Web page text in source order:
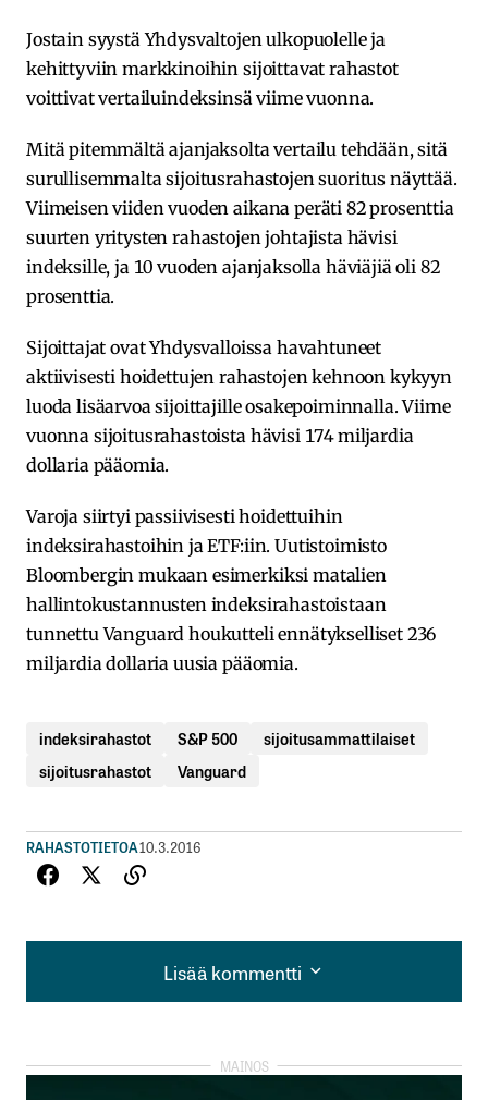
Jostain syystä Yhdysvaltojen ulkopuolelle ja
kehittyviin markkinoihin sijoittavat rahastot
voittivat vertailuindeksinsä viime vuonna.
Mitä pitemmältä ajanjaksolta vertailu tehdään, sitä
surullisemmalta sijoitusrahastojen suoritus näyttää.
Viimeisen viiden vuoden aikana peräti 82 prosenttia
suurten yritysten rahastojen johtajista hävisi
indeksille, ja 10 vuoden ajanjaksolla häviäjiä oli 82
prosenttia.
Sijoittajat ovat Yhdysvalloissa havahtuneet
aktiivisesti hoidettujen rahastojen kehnoon kykyyn
luoda lisäarvoa sijoittajille osakepoiminnalla. Viime
vuonna sijoitusrahastoista hävisi 174 miljardia
dollaria pääomia.
Varoja siirtyi passiivisesti hoidettuihin
indeksirahastoihin ja ETF:iin. Uutistoimisto
Bloombergin mukaan esimerkiksi matalien
hallintokustannusten indeksirahastoistaan
tunnettu Vanguard houkutteli ennätykselliset 236
miljardia dollaria uusia pääomia.
indeksirahastot S&P 500
sijoitusammattilaiset
sijoitusrahastot
Vanguard
RAHASTOTIETOA10.3.2016
Lisää kommentti
Lisää kommentti
kirjautua